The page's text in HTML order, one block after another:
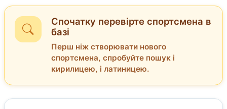
Спочатку перевірте спортсмена в
базі
Перш ніж створювати нового
спортсмена, спробуйте пошук і
кирилицею, і латиницею.